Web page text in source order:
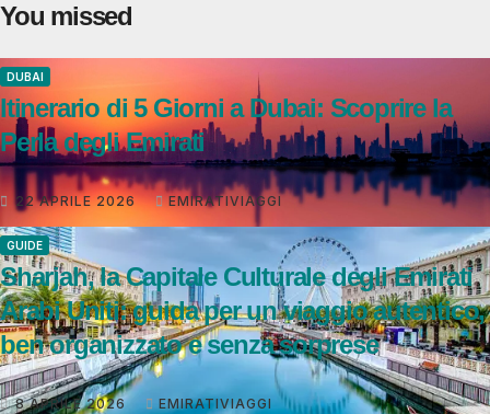
You missed
DUBAI
Itinerario di 5 Giorni a Dubai: Scoprire la
Perla degli Emirati
22 APRILE 2026 EMIRATIVIAGGI
GUIDE
Sharjah, la Capitale Culturale degli Emirati
Arabi Uniti: guida per un viaggio autentico,
ben organizzato e senza sorprese
8 APRILE 2026 EMIRATIVIAGGI